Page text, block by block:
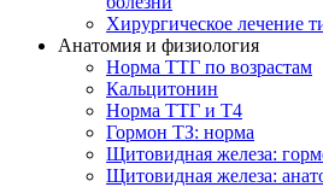
Хирургическое лечение
Анатомия и физиология
Норма ТТГ по возрастам
Кальцитонин
Норма ТТГ и Т4
Гормон ТЗ: норма
Щитовидная железа:
Щитовидная железа: